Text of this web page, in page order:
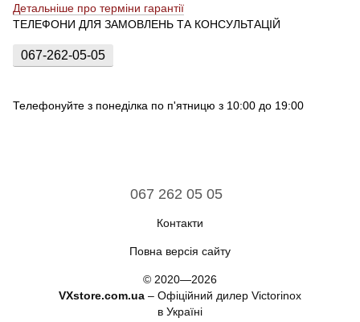
Детальніше про терміни гарантії
ТЕЛЕФОНИ ДЛЯ ЗАМОВЛЕНЬ ТА КОНСУЛЬТАЦІЙ
067-262-05-05
Телефонуйте з понеділка по п'ятницю з 10:00 до 19:00
067 262 05 05
Контакти
Повна версія сайту
© 2020—2026
VXstore.com.ua – Офіційний дилер Victorinox
в Україні